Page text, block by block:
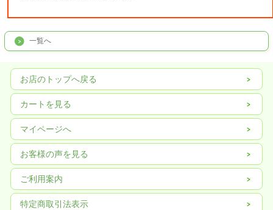
一覧へ
お店のトップへ戻る
カートを見る
マイページへ
お客様の声を見る
ご利用案内
特定商取引法表示